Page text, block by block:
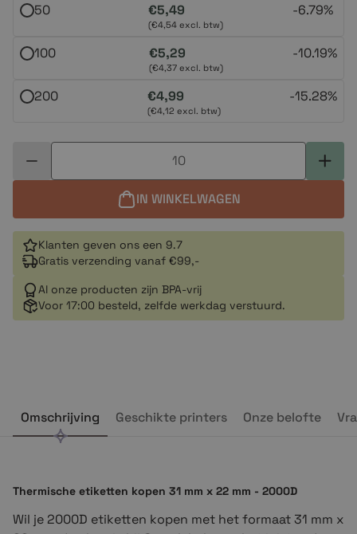
50 €5,49
(€4,54 excl. btw)
-6.79%
100 €5,29
(€4,37 excl. btw)
-10.19%
200 €4,99
(€4,12 excl. btw)
-15.28%
IN WINKELWAGEN
Klanten geven ons een 9.7
Gratis verzending vanaf €99,-
Al onze producten zijn BPA-vrij
Voor 17:00 besteld, zelfde werkdag verstuurd.
Omschrijving Geschikte printers Onze belofte
Thermische etiketten kopen 31 mm x 22 mm - 2000D
Wil je 2000D etiketten kopen met het formaat 31 mm x